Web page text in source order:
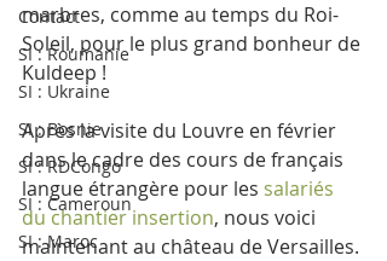
Contact
SI : Roumanie
SI : Ukraine
SI : Bosnie
SI : RDCongo
SI : Cameroun
SI : Maroc
marbres, comme au temps du Roi-
Soleil, pour le plus grand bonheur de
Kuldeep !
Après la visite du Louvre en février
dans le cadre des cours de français
langue étrangère pour les salariés
du chantier insertion, nous voici
maintenant au château de Versailles.